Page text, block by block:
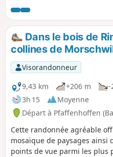
sentier qui fait partie des
Saint-Jacques de
Dans le bois de
collines de
Visorandonneur
9,43 km
+206 m
-
3h 15
Moyenne
Départ à Pfaffenhoffen
Cette randonnée agréable
mosaïque de paysages ainsi
points de vue parmi les plus